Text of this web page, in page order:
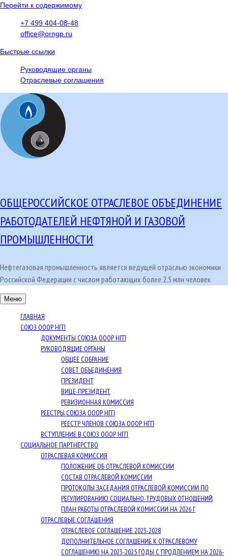
Перейти к содержимому
+7 499 404-08-48
office@orngp.ru
Быстрые ссылки
Руководящие органы
Отраслевые соглашения
ОБЩЕРОССИЙСКОЕ ОТРАСЛЕВОЕ ОБЪЕДИНЕНИЕ
РАБОТОДАТЕЛЕЙ НЕФТЯНОЙ И ГАЗОВОЙ
ПРОМЫШЛЕННОСТИ
Нефтегазовая промышленность является ведущей отраслью экономики
Российской Федерации с числом работающих более 2,5 млн человек
Меню
ГЛАВНАЯ
СОЮЗ ОООР НГП
ДОКУМЕНТЫ СОЮЗА ОООР НГП
РУКОВОДЯЩИЕ ОРГАНЫ
ОБЩЕЕ СОБРАНИЕ
СОВЕТ ОБЪЕДИНЕНИЯ
ПРЕЗИДЕНТ
ВИЦЕ-ПРЕЗИДЕНТ
РЕВИЗИОННАЯ КОМИССИЯ
РЕЕСТРЫ СОЮЗА ОООР НГП
РЕЕСТР ЧЛЕНОВ СОЮЗА ОООР НГП
ВСТУПЛЕНИЕ В СОЮЗ ОООР НГП
СОЦИАЛЬНОЕ ПАРТНЕРСТВО
ОТРАСЛЕВАЯ КОМИССИЯ
ПОЛОЖЕНИЕ ОБ ОТРАСЛЕВОЙ КОМИССИИ
СОСТАВ ОТРАСЛЕВОЙ КОМИССИИ
ПРОТОКОЛЫ ЗАСЕДАНИЯ ОТРАСЛЕВОЙ КОМИССИИ ПО
РЕГУЛИРОВАНИЮ СОЦИАЛЬНО-ТРУДОВЫХ ОТНОШЕНИЙ
ПЛАН РАБОТЫ ОТРАСЛЕВОЙ КОМИССИИ НА 2026 Г
ОТРАСЛЕВЫЕ СОГЛАШЕНИЯ
ОТРАСЛЕВОЕ СОГЛАШЕНИЕ 2023-2028
ДОПОЛНИТЕЛЬНОЕ СОГЛАШЕНИЕ К ОТРАСЛЕВОМУ
СОГЛАШЕНИЮ НА 2023-2025 ГОДЫ С ПРОДЛЕНИЕМ НА 2026-